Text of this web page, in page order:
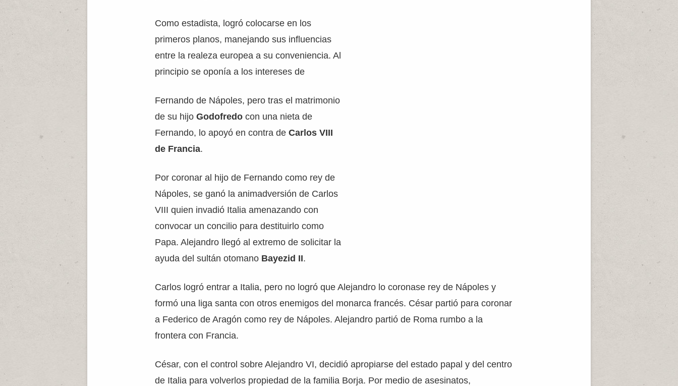
Como estadista, logró colocarse en los
primeros planos, manejando sus influencias
entre la realeza europea a su conveniencia. Al
principio se oponía a los intereses de
Fernando de Nápoles, pero tras el matrimonio
de su hijoGodofredo con una nieta de
Fernando, lo apoyó en contra deCarlos VIII
de Francia.
Por coronar al hijo de Fernando como rey de
Nápoles, se ganó la animadversión de Carlos
VIII quien invadió Italia amenazando con
convocar un concilio para destituirlo como
Papa. Alejandro llegó al extremo de solicitar la
ayuda del sultán otomano Bayezid II.
Carlos logró entrar a Italia, pero no logró que Alejandro lo coronase rey de Nápoles y
formó una liga santa con otros enemigos del monarca francés. César partió para coronar
a Federico de Aragón como rey de Nápoles. Alejandro partió de Roma rumbo a la
frontera con Francia.
César, con el control sobre Alejandro VI, decidió apropiarse del estado papal y del centro
de Italia para volverlos propiedad de la familia Borja. Por medio de asesinatos,